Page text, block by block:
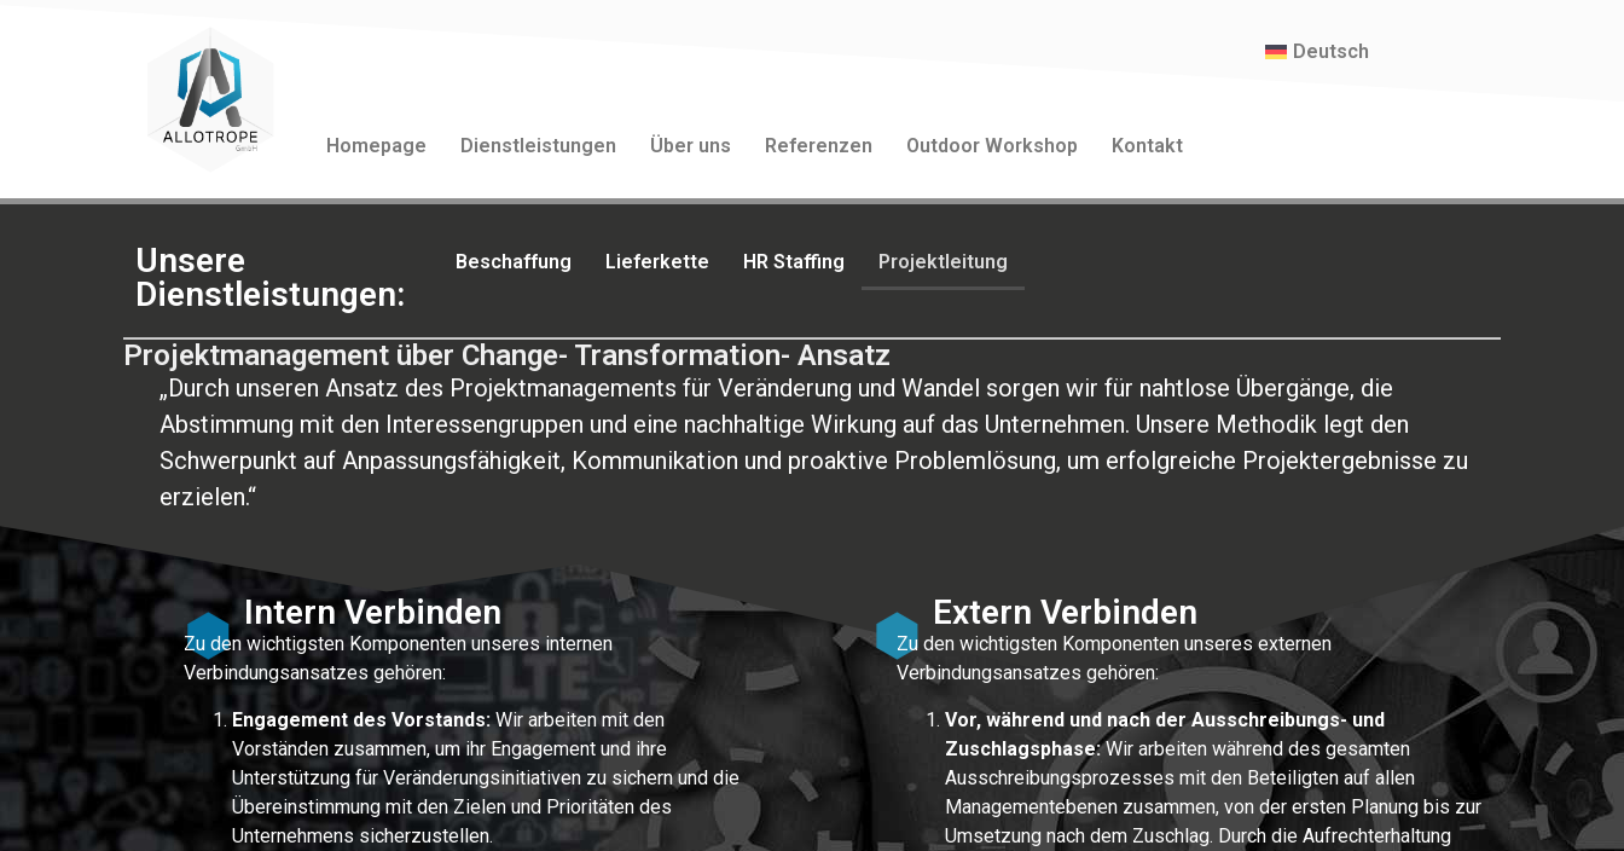
Homepage Dienstleistungen Über uns Referenzen Outdoor Workshop Kontakt
Deutsch
Unsere
Dienstleistungen:
Beschaffung Lieferkette HR Staffing Projektleitung
Projektmanagement über Change- Transformation- Ansatz
„Durch unseren Ansatz des Projektmanagements für Veränderung und Wandel sorgen wir für nahtlose Übergänge, die
Abstimmung mit den Interessengruppen und eine nachhaltige Wirkung auf das Unternehmen. Unsere Methodik legt den
Schwerpunkt auf Anpassungsfähigkeit, Kommunikation und proaktive Problemlösung, um erfolgreiche Projektergebnisse zu
erzielen.“
Intern Verbinden
Zu den wichtigsten Komponenten unseres internen
Verbindungsansatzes gehören:
Engagement des Vorstands:Wir arbeiten mit den
Vorständen zusammen, um ihr Engagement und ihre
Unterstützung für Veränderungsinitiativen zu sichern und die
Übereinstimmung mit den Zielen und Prioritäten des
Unternehmens sicherzustellen.
Extern Verbinden
Zu den wichtigsten Komponenten unseres externen
Verbindungsansatzes gehören:
Vor, während und nach der Ausschreibungs- und
Zuschlagsphase:Wir arbeiten während des gesamten
Ausschreibungsprozesses mit den Beteiligten auf allen
Managementebenen zusammen, von der ersten Planung bis zur
Umsetzung nach dem Zuschlag. Durch die Aufrechterhaltung